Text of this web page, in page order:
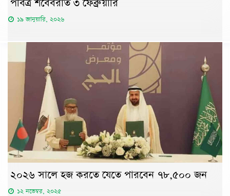
১৯ জানুয়ারি, ২০২৬
২০২৬ সালে হজ করতে যেতে পারবেন ৭৮,৫০০ জন
১২ নভেম্বর, ২০২৫